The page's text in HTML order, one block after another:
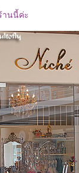
านนี้ค่ะ